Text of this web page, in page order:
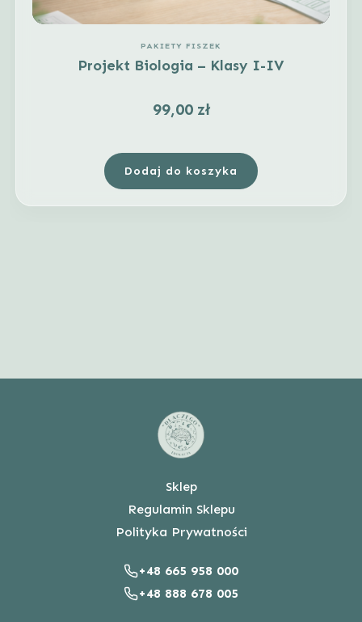
PAKIETY FISZEK
Projekt Biologia – Klasy I-IV
zł
99,00
Dodaj do koszyka
Sklep
Regulamin Sklepu
Polityka Prywatności
+48 665 958 000
+48 888 678 005